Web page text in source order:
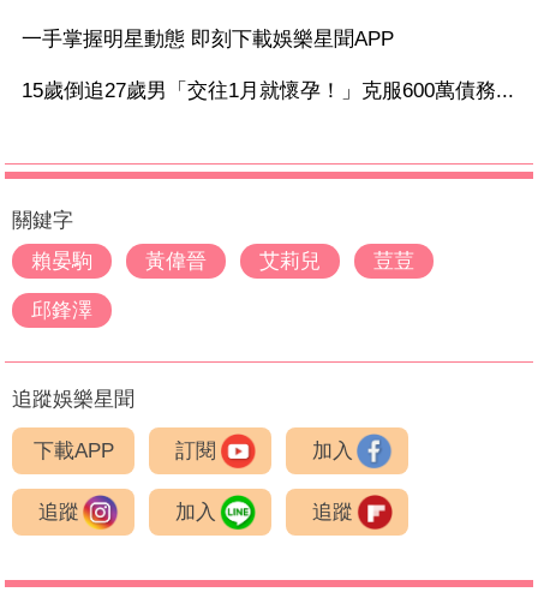
一手掌握明星動態 即刻下載娛樂星聞APP
15歲倒追27歲男「交往1月就懷孕！」克服600萬債務...
關鍵字
賴晏駒
黃偉晉 艾莉兒 荳荳
邱鋒澤
追蹤娛樂星聞
下載APP 訂閱 加入
追蹤 加入 追蹤